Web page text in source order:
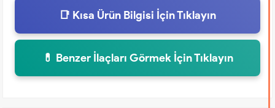
📑 Kısa Ürün Bilgisi İçin Tıklayın
💊 Benzer İlaçları Görmek İçin Tıklayın